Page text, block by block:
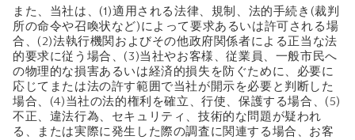
また、当社は、(1)適用される法律、規制、法的手続き(裁判
所の命令や召喚状など)によって要求あるいは許可される場
合、(2)法執行機関およびその他政府関係者による正当な法
的要求に従う場合、(3)当社やお客様、従業員、一般市民へ
の物理的な損害あるいは経済的損失を防ぐために、必要に
応じてまたは法の許す範囲で当社が開示を必要と判断した
場合、(4)当社の法的権利を確立、行使、保護する場合、(5)
不正、違法行為、セキュリティ、技術的な問題が疑われ
る、または実際に発生した際の調査に関連する場合、お客